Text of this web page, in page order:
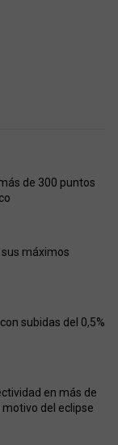
de 300 puntos
sus máximos
subidas del 0,5%
en más de
del eclipse